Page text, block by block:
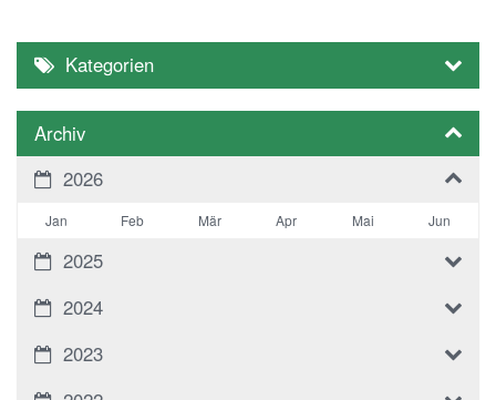
Kategorien
Archiv
2026
Jan Feb Mär Apr Mai Jun
2025
2024
2023